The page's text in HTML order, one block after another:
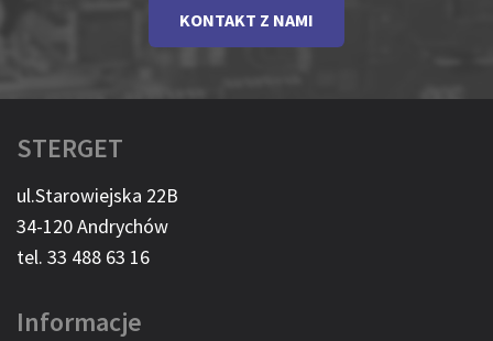
KONTAKT Z NAMI
STERGET
ul.Starowiejska 22B
34-120 Andrychów
tel. 33 488 63 16
Informacje